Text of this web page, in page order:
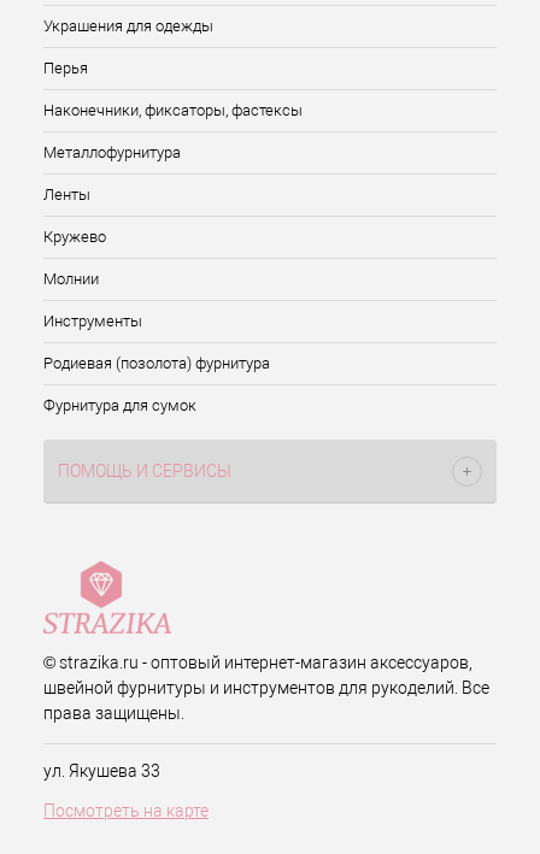
Украшения для одежды
Перья
Наконечники, фиксаторы, фастексы
Металлофурнитура
Ленты
Кружево
Молнии
Инструменты
Родиевая (позолота) фурнитура
Фурнитура для сумок
ПОМОЩЬ И СЕРВИСЫ
© strazika.ru - оптовый интернет-магазин аксессуаров,
швейной фурнитуры и инструментов для рукоделий. Все
права защищены.
ул. Якушева 33
Посмотреть на карте